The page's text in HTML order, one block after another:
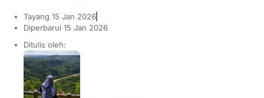
Tayang 15 Jan 2026
Diperbarui 15 Jan 2026
Ditulis oleh: